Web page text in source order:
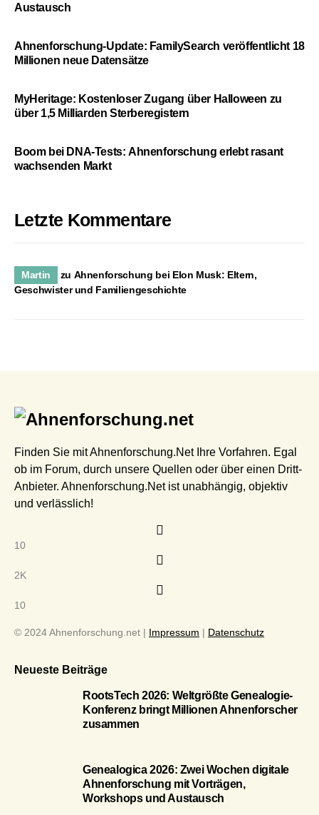
Austausch
Ahnenforschung-Update: FamilySearch veröffentlicht 18
Millionen neue Datensätze
MyHeritage: Kostenloser Zugang über Halloween zu
über 1,5 Milliarden Sterberegistern
Boom bei DNA-Tests: Ahnenforschung erlebt rasant
wachsenden Markt
Letzte Kommentare
Martin zu Ahnenforschung bei Elon Musk: Eltern,
Geschwister und Familiengeschichte
Finden Sie mit Ahnenforschung.Net Ihre Vorfahren. Egal
ob im Forum, durch unsere Quellen oder über einen Dritt-
Anbieter. Ahnenforschung.Net ist unabhängig, objektiv
und verlässlich!
10
2K
10
© 2024 Ahnenforschung.net | Impressum | Datenschutz
Neueste Beiträge
RootsTech 2026: Weltgrößte Genealogie-
Konferenz bringt Millionen Ahnenforscher
zusammen
Genealogica 2026: Zwei Wochen digitale
Ahnenforschung mit Vorträgen,
Workshops und Austausch